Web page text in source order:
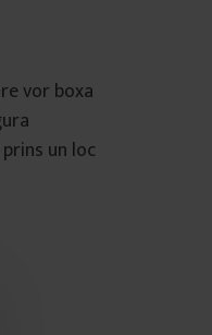
vor boxa
un loc